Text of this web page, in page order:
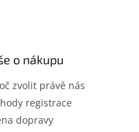
o nákupu
zvolit právě nás
registrace
dopravy